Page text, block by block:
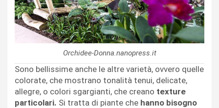
Orchidee-Donna.nanopress.it
Sono bellissime anche le altre varietà, ovvero quelle
colorate, che mostrano tonalità tenui, delicate,
allegre, o colori sgargianti, che creano texture
particolari. Si tratta di piante che hanno bisogno